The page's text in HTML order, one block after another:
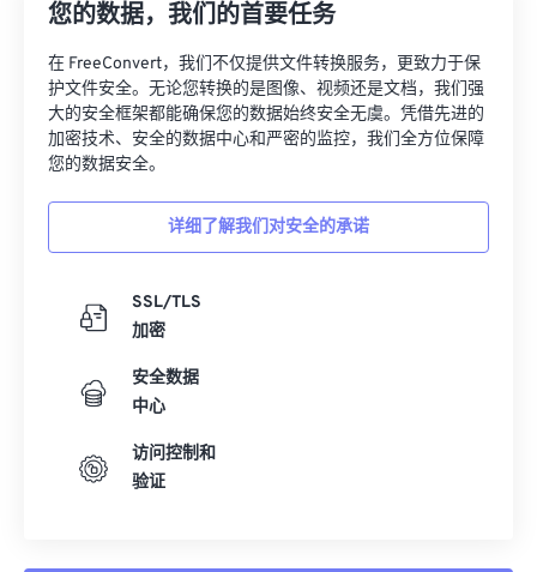
您的数据，我们的首要任务
在 FreeConvert，我们不仅提供文件转换服务，更致力于保
护文件安全。无论您转换的是图像、视频还是文档，我们强
大的安全框架都能确保您的数据始终安全无虞。凭借先进的
加密技术、安全的数据中心和严密的监控，我们全方位保障
您的数据安全。
详细了解我们对安全的承诺
SSL/TLS
加密
安全数据
中心
访问控制和
验证